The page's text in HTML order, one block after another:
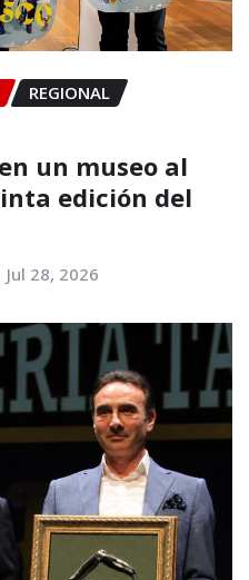
REGIONAL
un museo al
edición del
Jul 28, 2026